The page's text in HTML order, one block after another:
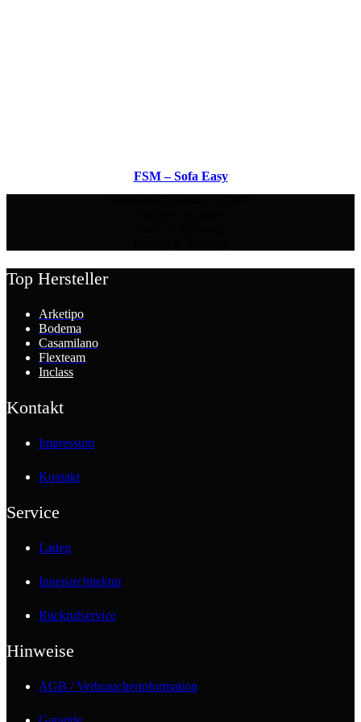
FSM – Sofa Easy
Top Hersteller
Arketipo
Bodema
Casamilano
Flexteam
Inclass
Kontakt
Impressum
Kontakt
Service
Laden
Innenarchitektur
Rückrufservice
Hinweise
AGB / Verbraucherinformation